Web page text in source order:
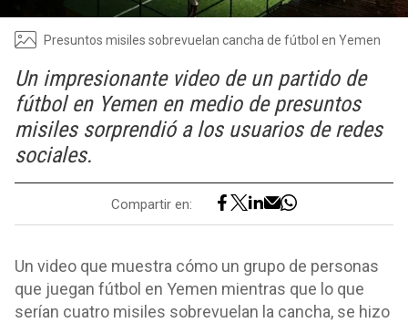
Presuntos misiles sobrevuelan cancha de fútbol en Yemen
Un impresionante video de un partido de
fútbol en Yemen en medio de presuntos
misiles sorprendió a los usuarios de redes
sociales.
Compartir en:
Un video que muestra cómo un grupo de personas
que juegan fútbol en Yemen mientras que lo que
serían cuatro misiles sobrevuelan la cancha, se hizo